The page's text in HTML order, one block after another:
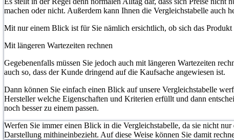
machen oder nicht. Außerdem kann Ihnen die Vergleichstabelle auch
Mit nur einem Blick ist für Sie nämlich ersichtlich, ob sich das
Mit längeren Wartezeiten rechnen
Gegebenenfalls müssen Sie jedoch auch mit längeren Wartezeiten
auch so, dass der Kunde dringend auf die Kaufsache angewiesen ist.
Dann können Sie einfach einen Blick auf unsere Vergleichstabelle
Hersteller welche Eigenschaften und Kriterien erfüllt und dann
noch besser zu einem passen.
Werfen Sie immer einen Blick in die Vergleichstabelle, da sie nicht
Darstellung mithineinbezieht. Auf diese Weise können Sie damit